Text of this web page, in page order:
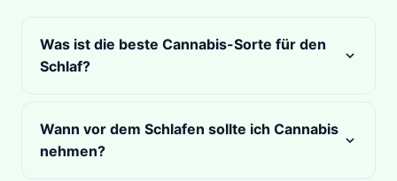
Was ist die beste Cannabis-Sorte für den
Schlaf?
Gehalt: Granddaddy Purple, Northern Lights, Hindu
Kush. Niedrig-THC/hohes CBD (z.B. 1:1 Sorten) für
Wann vor dem Schlafen sollte ich Cannabis
nehmen?